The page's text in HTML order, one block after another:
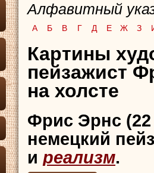
Алфавитный
А Б В Г Д Е Ж З
Картины
пейзажист
на холсте
Фрис Эрнс
немецкий
и реализм.